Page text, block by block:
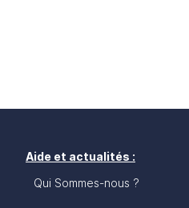
Aide et actualités :
Qui Sommes-nous ?